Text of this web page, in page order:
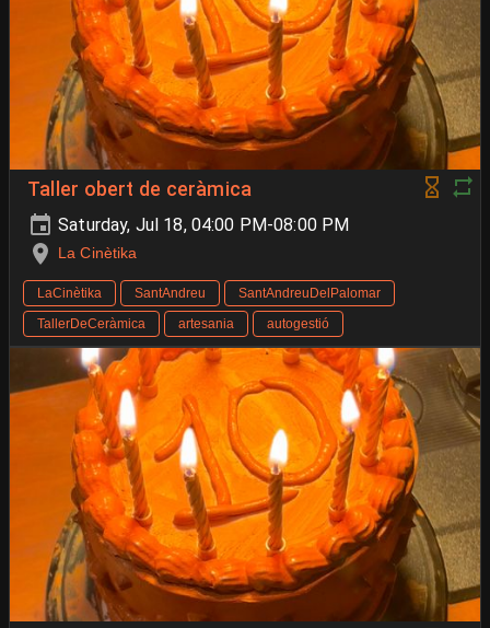
Taller obert de ceràmica
Saturday, Jul 18, 04:00 PM-08:00 PM
La Cinètika
LaCinètika SantAndreu
SantAndreuDelPalomar
TallerDeCeràmica
artesania autogestió